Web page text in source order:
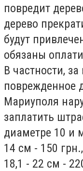
повредит
дерево
будут
обязаны
В частности,
поврежденное
Мариуполя
заплатить
диаметре 10 и
14 см - 150
18,1 - 22 см -